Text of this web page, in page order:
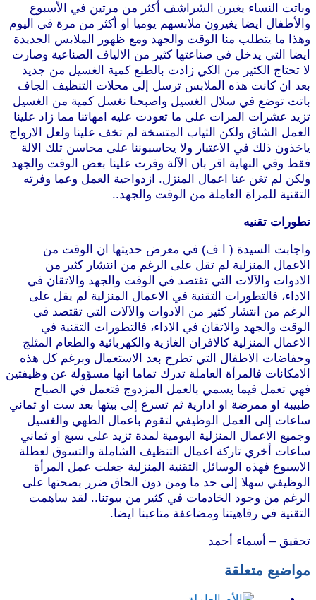
وباتت النساء يغيرن الشراشف أكثر من مرتين في الأسبوع
والأطفال ايضا يغيرون ملابسهم يوميا او أكثر من مرة في اليوم
وهذا ما يتطلب منا الوقت والجهد ومع ظهور الملابس الجديدة
ايضا التي يدخل في صناعتها كثير من الالياف الصناعية وصارت
لا تحتاج الكثير من الكي زادت بالطبع كمية الغسيل من جديد
بعد ان كانت هذه الملابس ترسل إلى محلات التنظيف الجاف
باتت توضع في سلال الغسيل واصبحنا نغسل كمية من الغسيل
تزيد عشرات المرات على ما تعودت عليه امهاتنا مما زاد علينا
العمل الشاق ولكن الثياب المتسخة لم تخف علينا ولعل الازواج
ياخذون ذلك في الاعتبار ولا يحاسبوننا على محاسن تلك الالة
فقط وفي النهاية اقر بان الآلة وفرت علينا بعض الوقت والجهد
ولكن لم تغن عنا اعمال المنزل. ازدواحية العمل وعما وفرته
التقنية للمراة العاملة من الوقت والجهد..
تطورات تقنيه
واجابت السيدة ( ا ف) في معرض حديثها ان الوقت من
الاعمال المنزلية لم تقل على الرغم من انتشار كثير من
الادوات والآلات التي تقتصد في الوقت والجهد والاتقان في
الاداء، فالتطورات التقنية في الاعمال المنزلية لم يقل على
الرغم من انتشار كثير من الادوات والآلات التي تقتصد في
الوقت والجهد والاتقان في الاداء، فالتطورات التقنية في
الاعمال المنزلية كالافران الغازية والكهربائية والطعام المثلج
وحفاضات الاطفال التي تطرح بعد الاستعمال وبرغم كل هذه
الامكانات فالمرأة العاملة تدرك تماما انها مسؤولة عن وظيفتين
فهي تعمل فيما يسمي بالعمل المزدوج فتعمل في الصباح
طبيبة او ممرضة او ادارية ثم تسرع إلى بيتها بعد ست او ثماني
ساعات إلى العمل الوظيفي لتقوم باعمال الطهي والغسيل
وجميع الاعمال المنزلية اليومية لمدة تزيد على سبع او ثماني
ساعات أخري تاركة اعمال التنظيف الشاملة والتسوق لعطلة
الاسبوع فهذه الوسائل التقنية المنزلية جعلت عمل المرأة
الوظيفي سهلا إلى حد ما ومن دون الحاق ضرر بصحتها على
الرغم من وجود الخادمات في كثير من بيوتنا.. لقد ساهمت
التقنية في رفاهيتنا ومضاعفة متاعبنا ايضا.
تحقيق – أسماء أحمد
مواضيع متعلقة